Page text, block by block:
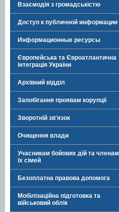
Взаємодія з громадськістю
Доступ к публичной информации
Информационные ресурсы
Європейська та Євроатлантична
інтеграція України
Архівний відділ
Запобігання проявам корупції
Зворотній зв'язок
Очищення влади
Учасникам бойових дій та членам
їх сімей
Безоплатна правова допомога
Мобілізаційна підготовка та
військовий облік